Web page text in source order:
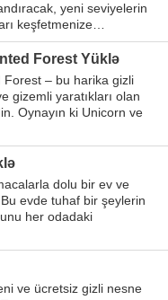
yeni seviyelerin
keşfetmenize…
Forest Yüklə
– bu harika gizli
gizemli yaratıkları olan
Oynayın ki Unicorn ve
dolu bir ev ve
evde tuhaf bir şeylerin
her odadaki
ve ücretsiz gizli nesne